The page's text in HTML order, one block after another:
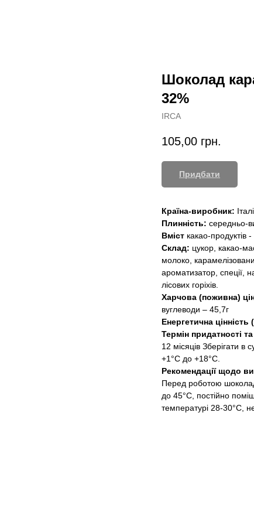
Шоколад
32%
IRCA
105,00 грн.
Придбати
Країна-виробник:
Плинність: середньо-
Вміст какао-продуктів -
Склад: цукор, какао-
молоко,
ароматизатор, спеції,
лісових горіхів.
Харчова (поживна)
вуглеводи – 45,7г
Енергетична цінність
Термін придатності
12 місяців Зберігати в
+1°C до +18°C.
Рекомендації щодо
Перед роботою
до 45°С, постійно
температурі 28-30°С,